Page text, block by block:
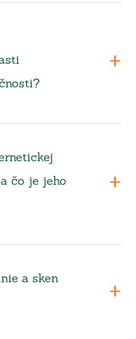
čo je jeho
a sken